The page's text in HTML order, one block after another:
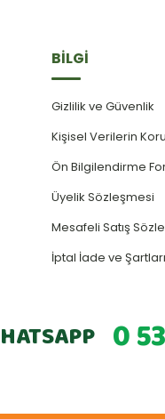
BİLGİ
Gizlilik ve Güvenlik
Kişisel Verilerin
Ön Bilgilendirme
Üyelik Sözleşmesi
Mesafeli Satış
İptal İade ve Şartları
0